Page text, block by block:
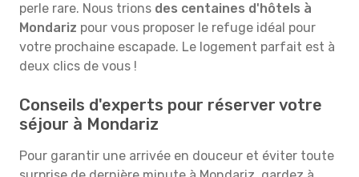
perle rare. Nous trions des centaines d'hôtels à
Mondariz pour vous proposer le refuge idéal pour
votre prochaine escapade. Le logement parfait est à
deux clics de vous !
Conseils d'experts pour réserver votre
séjour à Mondariz
Pour garantir une arrivée en douceur et éviter toute